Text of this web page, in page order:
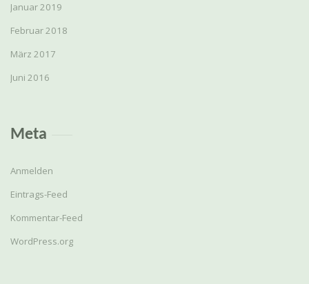
Januar 2019
Februar 2018
März 2017
Juni 2016
Meta
Anmelden
Eintrags-Feed
Kommentar-Feed
WordPress.org